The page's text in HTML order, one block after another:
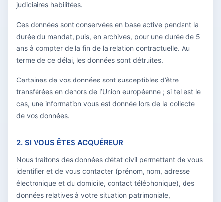
judiciaires habilitées.
Ces données sont conservées en base active pendant la
durée du mandat, puis, en archives, pour une durée de 5
ans à compter de la fin de la relation contractuelle. Au
terme de ce délai, les données sont détruites.
Certaines de vos données sont susceptibles d’être
transférées en dehors de l’Union européenne ; si tel est le
cas, une information vous est donnée lors de la collecte
de vos données.
2. SI VOUS ÊTES ACQUÉREUR
Nous traitons des données d’état civil permettant de vous
identifier et de vous contacter (prénom, nom, adresse
électronique et du domicile, contact téléphonique), des
données relatives à votre situation patrimoniale,